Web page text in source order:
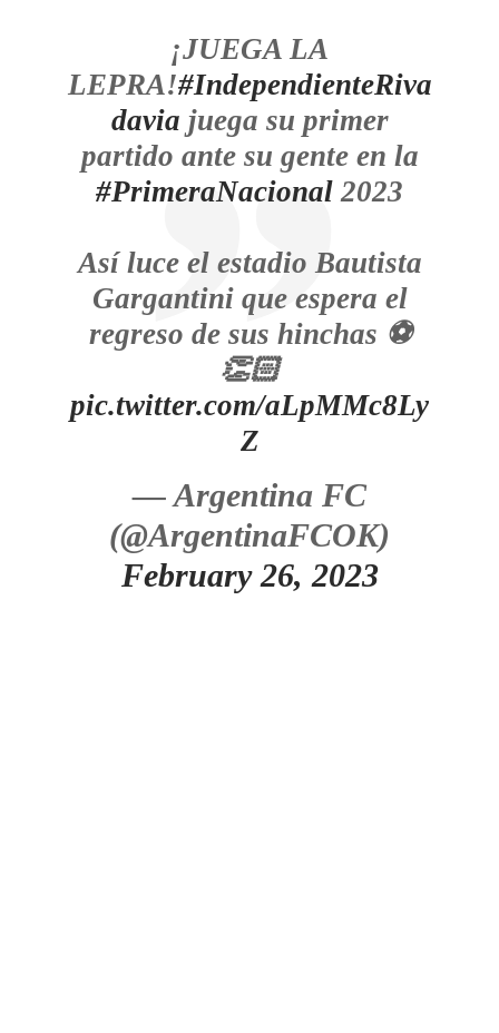
¡JUEGA LA
LEPRA!#IndependienteRiva
davia juega su primer
partido ante su gente en la
#PrimeraNacional 2023
Así luce el estadio Bautista
Gargantini que espera el
regreso de sus hinchas ⚽️
👏🏻
pic.twitter.com/aLpMMc8Ly
Z
— Argentina FC
(@ArgentinaFCOK)
February 26, 2023